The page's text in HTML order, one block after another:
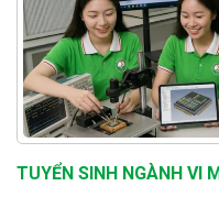
TUYỂN SINH NGÀNH VI